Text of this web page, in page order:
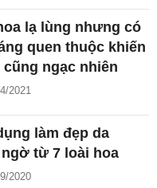
lạ lùng nhưng có
quen thuộc khiến
cũng ngạc nhiên
2021
làm đẹp da
từ 7 loài hoa
2020